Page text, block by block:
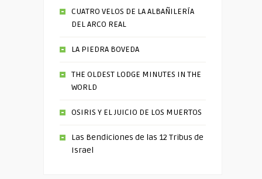
CUATRO VELOS DE LA ALBAÑILERÍA
DEL ARCO REAL
LA PIEDRA BOVEDA
THE OLDEST LODGE MINUTES IN THE
WORLD
OSIRIS Y EL JUICIO DE LOS MUERTOS
Las Bendiciones de las 12 Tribus de
Israel